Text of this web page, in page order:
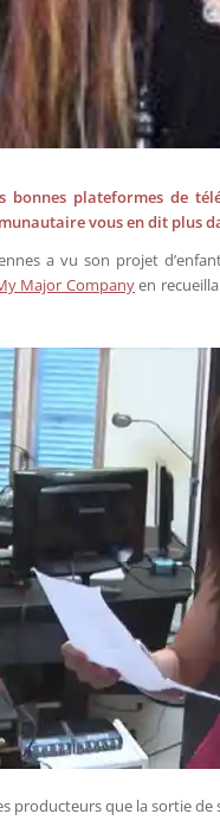
plateformes de
vous en dit plus
a vu son projet
Major Companyen
producteurs que la sortie